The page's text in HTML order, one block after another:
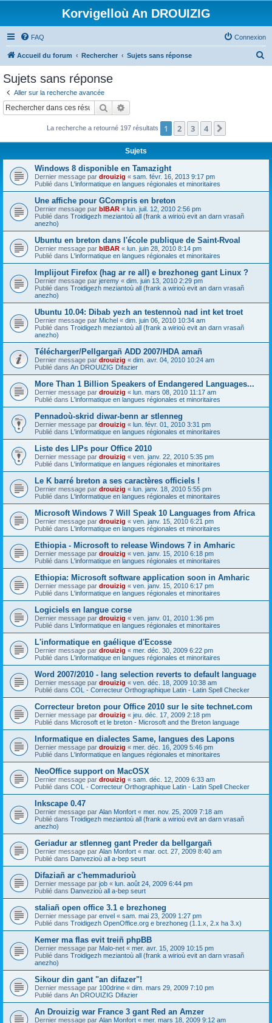
Korvigelloù An DROUIZIG
FAQ Connexion
Accueil du forum Rechercher Sujets sans réponse
c
Sujets sans réponse
Aller sur la recherche avancée
Rechercher
La recherche a retourné 197 résultats 1 2 3 4
Sujets
Windows 8 disponible en Tamazight
Dernier message par drouizig « sam. févr. 16, 2013 9:17 pm
Publié dans L'informatique en langues régionales et minoritaires
Une affiche pour GCompris en breton
Dernier message par bIBAR « lun. juil. 12, 2010 2:56 pm
Publié dans Troidigezh meziantoù all (frank a wirioù evit an darn vrasañ
anezho)
Ubuntu en breton dans l'école publique de Saint-Rvoal
Dernier message par bIBAR « lun. juin 28, 2010 8:14 pm
Publié dans L'informatique en langues régionales et minoritaires
Implijout Firefox (hag ar re all) e brezhoneg gant Linux ?
Dernier message par jeremy « dim. juin 13, 2010 2:29 pm
Publié dans Troidigezh meziantoù all (frank a wirioù evit an darn vrasañ
anezho)
Ubuntu 10.04: Dibab yezh an testennoù nad int ket troet
Dernier message par Michel « dim. juin 06, 2010 10:34 am
Publié dans Troidigezh meziantoù all (frank a wirioù evit an darn vrasañ
anezho)
Télécharger/Pellgargañ ADD 2007/HDA amañ
Dernier message par drouizig « dim. avr. 04, 2010 10:24 am
Publié dans An DROUIZIG Difazier
More Than 1 Billion Speakers of Endangered Languages...
Dernier message par drouizig « lun. mars 08, 2010 11:17 am
Publié dans L'informatique en langues régionales et minoritaires
Pennadoù-skrid diwar-benn ar stlenneg
Dernier message par drouizig « lun. févr. 01, 2010 3:31 pm
Publié dans L'informatique en langues régionales et minoritaires
Liste des LIPs pour Office 2010
Dernier message par drouizig « ven. janv. 22, 2010 5:35 pm
Publié dans L'informatique en langues régionales et minoritaires
Le K barré breton a ses caractères officiels !
Dernier message par drouizig « lun. janv. 18, 2010 5:55 pm
Publié dans L'informatique en langues régionales et minoritaires
Microsoft Windows 7 Will Speak 10 Languages from Africa
Dernier message par drouizig « ven. janv. 15, 2010 6:21 pm
Publié dans L'informatique en langues régionales et minoritaires
Ethiopia - Microsoft to release Windows 7 in Amharic
Dernier message par drouizig « ven. janv. 15, 2010 6:18 pm
Publié dans L'informatique en langues régionales et minoritaires
Ethiopia: Microsoft software application soon in Amharic
Dernier message par drouizig « ven. janv. 15, 2010 6:17 pm
Publié dans L'informatique en langues régionales et minoritaires
Logiciels en langue corse
Dernier message par drouizig « ven. janv. 01, 2010 1:36 pm
Publié dans L'informatique en langues régionales et minoritaires
L'informatique en gaélique d'Ecosse
Dernier message par drouizig « mer. déc. 30, 2009 6:22 pm
Publié dans L'informatique en langues régionales et minoritaires
Word 2007/2010 - lang selection reverts to default language
Dernier message par drouizig « ven. déc. 18, 2009 10:38 am
Publié dans COL - Correcteur Orthographique Latin - Latin Spell Checker
Correcteur breton pour Office 2010 sur le site technet.com
Dernier message par drouizig « jeu. déc. 17, 2009 2:18 pm
Publié dans Microsoft et le breton - Microsoft and the Breton language
Informatique en dialectes Same, langues des Lapons
Dernier message par drouizig « mer. déc. 16, 2009 5:46 pm
Publié dans L'informatique en langues régionales et minoritaires
NeoOffice support on MacOSX
Dernier message par drouizig « sam. déc. 12, 2009 6:33 am
Publié dans COL - Correcteur Orthographique Latin - Latin Spell Checker
Inkscape 0.47
Dernier message par Alan Monfort « mer. nov. 25, 2009 7:18 am
Publié dans Troidigezh meziantoù all (frank a wirioù evit an darn vrasañ
anezho)
Geriadur ar stlenneg gant Preder da bellgargañ
Dernier message par Alan Monfort « mar. oct. 27, 2009 8:40 am
Publié dans Danvezioù all a-bep seurt
Difaziañ ar c'hemmadurioù
Dernier message par job « lun. août 24, 2009 6:44 pm
Publié dans Danvezioù all a-bep seurt
staliañ open office 3.1 e brezhoneg
Dernier message par envel « sam. mai 23, 2009 1:27 pm
Publié dans Troidigezh OpenOffice.org e brezhoneg (1.1.x, 2.x ha 3.x)
Kemer ma flas evit treiñ phpBB
Dernier message par Malo-net « mer. avr. 15, 2009 10:15 pm
Publié dans Troidigezh meziantoù all (frank a wirioù evit an darn vrasañ
anezho)
Sikour din gant "an difazer"!
Dernier message par 100drine « dim. mars 29, 2009 7:10 pm
Publié dans An DROUIZIG Difazier
An Drouizig war France 3 gant Red an Amzer
Dernier message par Alan Monfort « mer. mars 18, 2009 9:12 am